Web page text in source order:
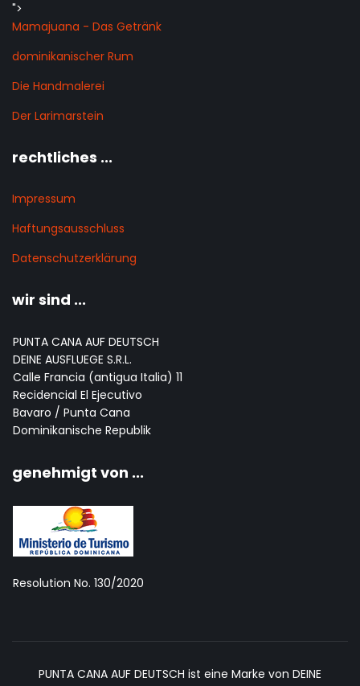
">
Mamajuana - Das Getränk
dominikanischer Rum
Die Handmalerei
Der Larimarstein
rechtliches ...
Impressum
Haftungsausschluss
Datenschutzerklärung
wir sind ...
PUNTA CANA AUF DEUTSCH
DEINE AUSFLUEGE S.R.L.
Calle Francia (antigua Italia) 11
Recidencial El Ejecutivo
Bavaro / Punta Cana
Dominikanische Republik
genehmigt von ...
Resolution No. 130/2020
PUNTA CANA AUF DEUTSCH ist eine Marke von DEINE